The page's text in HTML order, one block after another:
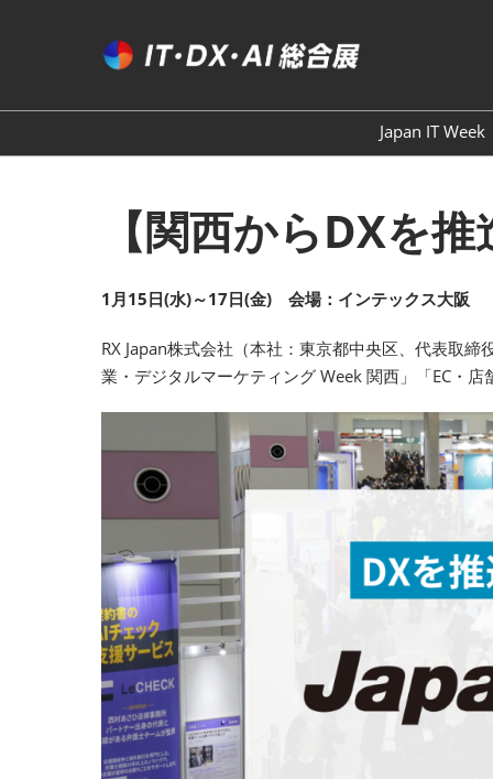
キ
ッ
て
Japan IT Week
【関西からDXを
1月15日(水)～17日(金) 会場：インテックス大阪
RX Japan株式会社（本社：東京都中央区、代表取
業・デジタルマーケティング Week 関西」「EC・